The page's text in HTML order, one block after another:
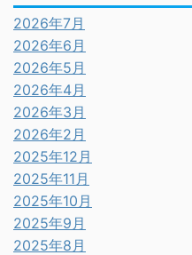
2026年7月
2026年6月
2026年5月
2026年4月
2026年3月
2026年2月
2025年12月
2025年11月
2025年10月
2025年9月
2025年8月